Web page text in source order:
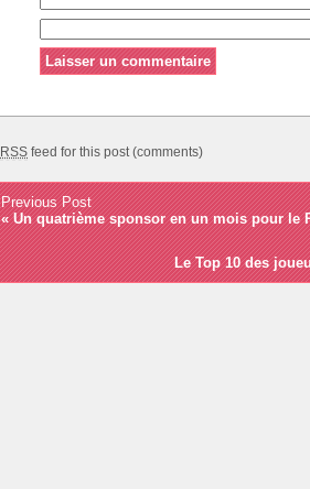
RSS feed for this post (comments)
Previous Post
«Un quatrième sponsor en un mois pour le
Le Top 10 des